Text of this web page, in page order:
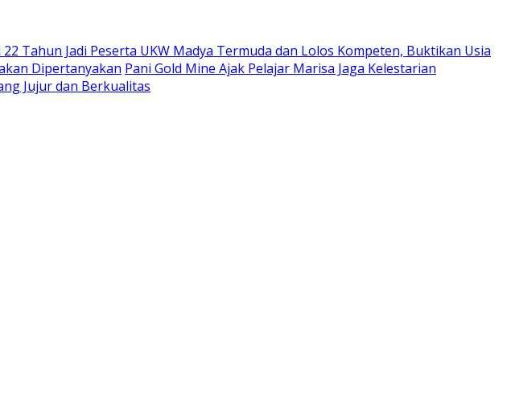
Tahun Jadi Peserta UKW Madya Termuda dan Lolos Kompeten, Buktikan Usia
Dipertanyakan Pani Gold Mine Ajak Pelajar Marisa Jaga Kelestarian
Jujur dan Berkualitas